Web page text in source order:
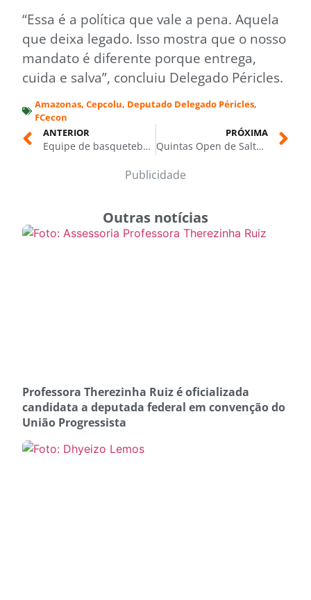
“Essa é a política que vale a pena. Aquela
que deixa legado. Isso mostra que o nosso
mandato é diferente porque entrega,
cuida e salva”, concluiu Delegado Péricles.
Amazonas, Cepcolu, Deputado Delegado Péricles,
FCecon
ANTERIOR
Equipe de basquetebol em cadeira de rodas do ManausFC embarca para competição nacional
PRÓXIMA
Quintas Open de Salto traz a Manaus o renomado cavaleiro internacional Vailton Cordeiro
Publicidade
Outras notícias
Professora Therezinha Ruiz é oficializada
candidata a deputada federal em convenção do
União Progressista